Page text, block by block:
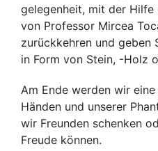
gelegenheit, mit der
von Professor Mircea
zurückkehren und geben
in Form von Stein, -Holz
Am Ende werden wir
Händen und unserer
wir Freunden schenken
Freude können.